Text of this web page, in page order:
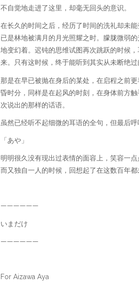
不自觉地走进了这里，却毫无回头的意识。
在长久的时间之后，经历了时间的洗礼却未
已是林地被满月的月光照耀之时。朦胧微弱
地变幻着。迟钝的思维试图再次跳跃的时候
来。只有这时候，终于能听到其实从未断绝过
那是在早已被抛在身后的某处，在启程之前
昏时分，同样是在起风的时刻，在身体前方
次说出的那样的话语。
虽然已经听不起细微的耳语的全句，但最后呼
「あや」
明明很久没有现出过表情的面容上，笑容一
而又独自一人的时候，回想起了在这数百年
——————
いまだけ
——————
For Aizawa Aya